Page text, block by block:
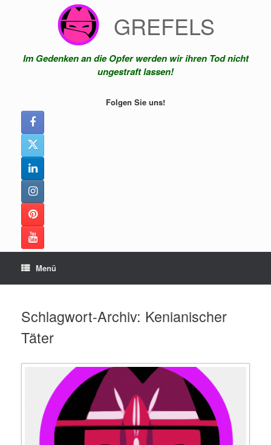
GREFELS
Im Gedenken an die Opfer werden wir ihren Tod nicht
ungestraft lassen!
Folgen Sie uns!
Menü
Schlagwort-Archiv: Kenianischer
Täter